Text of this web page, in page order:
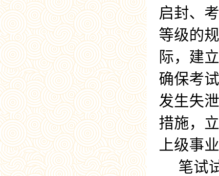
启封、
等级的
际，建
确保考
发生失
措施，
上级事
笔试